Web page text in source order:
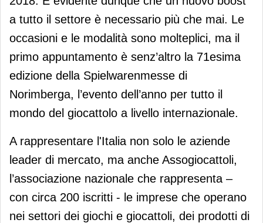
a tutto il settore è necessario più che mai. Le
occasioni e le modalità sono molteplici, ma il
primo appuntamento è senz’altro la 71esima
edizione della Spielwarenmesse di
Norimberga, l’evento dell’anno per tutto il
mondo del giocattolo a livello internazionale.
A rappresentare l'Italia non solo le aziende
leader di mercato, ma anche Assogiocattoli,
l’associazione nazionale che rappresenta –
con circa 200 iscritti - le imprese che operano
nei settori dei giochi e giocattoli, dei prodotti di